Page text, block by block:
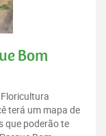
Bom
terá um mapa de
que poderão te